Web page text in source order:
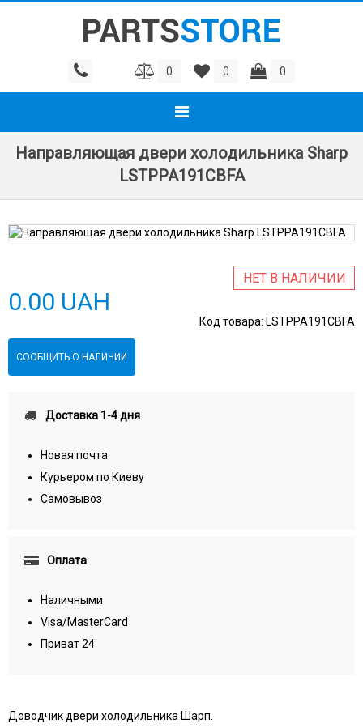
0 0 0
Направляющая двери холодильника Sharp
LSTPPA191CBFA
НЕТ В НАЛИЧИИ
Код товара: LSTPPA191CBFA
0.00 UAH
СООБЩИТЬ О НАЛИЧИИ
Доставка 1-4 дня
Новая почта
Курьером по Киеву
Самовывоз
Оплата
Наличными
Visa/MasterCard
Приват 24
Доводчик двери холодильника Шарп.